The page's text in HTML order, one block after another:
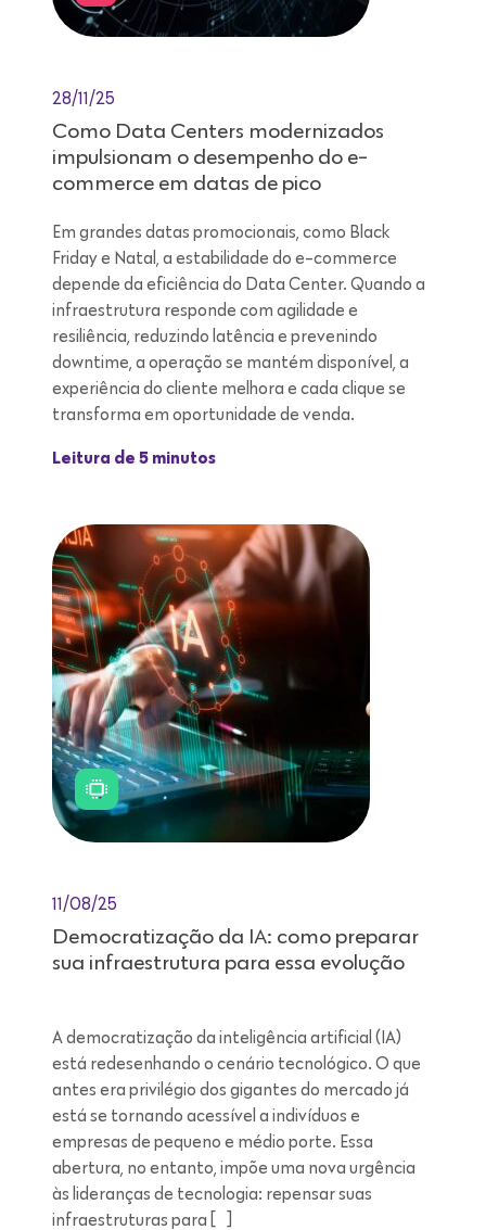
28/11/25
Como Data Centers modernizados
impulsionam o desempenho do e-
commerce em datas de pico
Em grandes datas promocionais, como Black
Friday e Natal, a estabilidade do e-commerce
depende da eficiência do Data Center. Quando a
infraestrutura responde com agilidade e
resiliência, reduzindo latência e prevenindo
downtime, a operação se mantém disponível, a
experiência do cliente melhora e cada clique se
transforma em oportunidade de venda.
Leitura de 5 minutos
11/08/25
Democratização da IA: como preparar
sua infraestrutura para essa evolução
A democratização da inteligência artificial (IA)
está redesenhando o cenário tecnológico. O que
antes era privilégio dos gigantes do mercado já
está se tornando acessível a indivíduos e
empresas de pequeno e médio porte. Essa
abertura, no entanto, impõe uma nova urgência
às lideranças de tecnologia: repensar suas
infraestruturas para […]